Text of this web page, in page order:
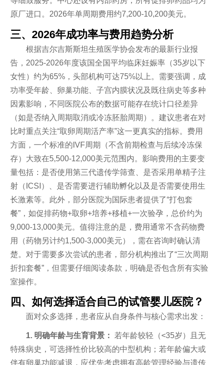
原厂进口。2026年单周期费用约7,200-10,200美元。
三、2026年成功率与费用趋势分析
根据吉尔吉斯斯坦生殖医学协会发布的最新行业报
告，2025-2026年度该国全国平均临床妊娠率（35岁以下
女性）约为65%，头部机构可达75%以上。需要强调，成
功率受年龄、卵巢功能、子宫内膜状况及既往病史等多种
因素影响，不同医院公布的数据可能存在统计口径差异
（如是否纳入周期取消或冷冻胚胎周期）。建议患者在对
比时重点关注“取卵周期活产率”这一更真实的指标。费用
方面，一个标准的IVF周期（不含前期检查与后续冷冻保
存）大致在5,500-12,000美元范围内。影响费用的主要变
量包括：是否使用第三代遗传学筛查、是否采用单精子注
射（ICSI）、是否需要进行辅助孵化以及是否需要使用生
长激素等。此外，部分医院为国际患者提供了“打包套
餐”，如促排药物+取卵+培养+移植+一次验孕，总价约为
9,000-13,000美元。值得注意的是，费用通常不含药物费
用（药物另计约1,500-3,000美元），需在咨询时确认清
楚。对于需要多次尝试的患者，部分机构推出了“三次周期
折扣套餐”，但需要仔细阅读条款，明确是否包含所有实验
室操作。
四、如何选择适合自己的试管婴儿医院？
面对众多选择，患者应从自身条件与核心需求出发：
1. 明确年龄与生育背景：
若年龄较轻（<35岁）且无
特殊病史，可选择性价比较高的中型机构；若年龄偏大或
伴有卵巢功能减退，应优先考虑拥有高龄管理经验与遗传